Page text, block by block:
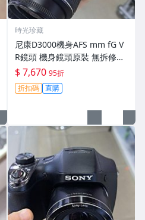
時光珍藏
尼康D3000機身AFS mm fG V
R鏡頭 機身鏡頭原裝 無拆修無
翻新 有輕微使用痕跡 鏡頭-34
30
$ 7,670 95折
折扣碼 直購